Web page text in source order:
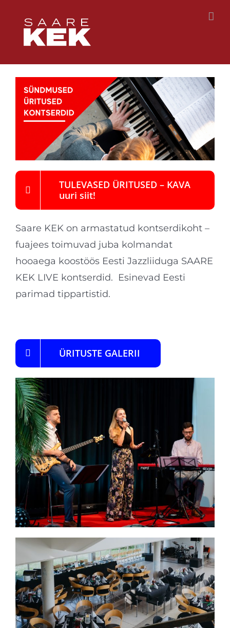
content
TULEVASED ÜRITUSED – KAVA
uuri siit!
Saare KEK on armastatud kontserdikoht –
fuajees toimuvad juba kolmandat
hooaega koostöös Eesti Jazzliiduga SAARE
KEK LIVE kontserdid. Esinevad Eesti
parimad tippartistid.
ÜRITUSTE GALERII